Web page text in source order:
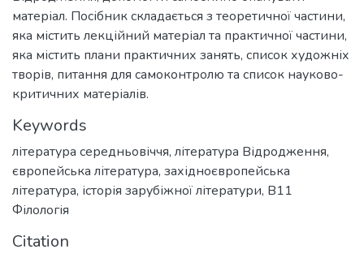
матеріал. Посібник складається з теоретичної частини,
яка містить лекційний матеріал та практичної частини,
яка містить плани практичних занять, список художніх
творів, питання для самоконтролю та список науково-
критичних матеріалів.
Keywords
література середньовіччя, література Відродження,
європейська література, західноєвропейська
література, історія зарубіжної літератури, B11
Філологія
Citation